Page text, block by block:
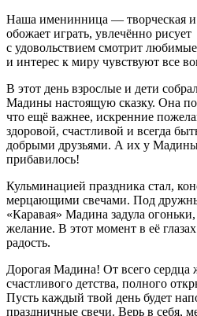
Наша именинница — творческая и
обожает играть, увлечённо
с удовольствием смотрит
и интерес к миру чувствуют все
В этот день взрослые и дети
Мадины настоящую сказку. Она
что ещё важнее, искренние
здоровой, счастливой и всегда
добрыми друзьями. А их у Мадины
прибавилось!
Кульминацией праздника стал,
мерцающими свечами. Под
«Каравая» Мадина задула огоньки,
желание. В этот момент в её
радость.
Дорогая Мадина! От всего сердца
счастливого детства, полного
Пусть каждый твой день будет
праздничные свечи. Верь в себя,